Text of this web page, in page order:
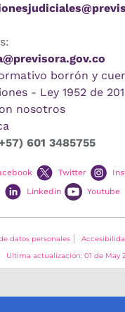
borrón y
- Ley 1952 de
nosotros
601 3485755
Twitter
Linkedin
Youtube
datos personales
Ultima actualización: 01 de May